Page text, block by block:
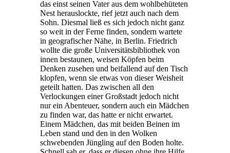
das einst seinen Vater aus dem wohlbehüteten
Nest herauslockte, rief jetzt auch nach dem
Sohn. Diesmal ließ es sich jedoch nicht ganz
so weit in der Ferne finden, sondern wartete
in geografischer Nähe, in Berlin. Friedrich
wollte die große Universitätsbibliothek von
innen bestaunen, weisen Köpfen beim
Denken zusehen und beifallend auf den Tisch
klopfen, wenn sie etwas von dieser Weisheit
geteilt hatten. Das zwischen all den
Verlockungen einer Großstadt jedoch nicht
nur ein Abenteuer, sondern auch ein Mädchen
zu finden war, das hatte er nicht erwartet.
Einem Mädchen, das mit beiden Beinen im
Leben stand und den in den Wolken
schwebenden Jüngling auf den Boden holte.